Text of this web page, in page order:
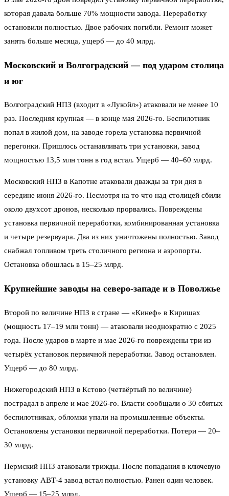
которая давала больше 70% мощности завода. Переработку
остановили полностью. Двое рабочих погибли. Ремонт может
занять больше месяца, ущерб — до 40 млрд.
Московский и Волгоградский — под ударом столица
и юг
Волгоградский НПЗ (входит в «Лукойл») атаковали не менее 10
раз. Последняя крупная — в конце мая 2026-го. Беспилотник
попал в жилой дом, на заводе горела установка первичной
перегонки. Пришлось останавливать три установки, завод
мощностью 13,5 млн тонн в год встал. Ущерб — 40–60 млрд.
Московский НПЗ в Капотне атаковали дважды за три дня в
середине июня 2026-го. Несмотря на то что над столицей сбили
около двухсот дронов, несколько прорвались. Повреждены
установка первичной переработки, комбинированная установка
и четыре резервуара. Два из них уничтожены полностью. Завод
снабжал топливом треть столичного региона и аэропорты.
Остановка обошлась в 15–25 млрд.
Крупнейшие заводы на северо-западе и в Поволжье
Второй по величине НПЗ в стране — «Кинеф» в Киришах
(мощность 17–19 млн тонн) — атаковали неоднократно с 2025
года. После ударов в марте и мае 2026-го повреждены три из
четырёх установок первичной переработки. Завод остановлен.
Ущерб — до 80 млрд.
Нижегородский НПЗ в Кстово (четвёртый по величине)
пострадал в апреле и мае 2026-го. Власти сообщали о 30 сбитых
беспилотниках, обломки упали на промышленные объекты.
Остановлены установки первичной переработки. Потери — 20–
30 млрд.
Пермский НПЗ атаковали трижды. После попадания в ключевую
установку АВТ-4 завод встал полностью. Ранен один человек.
Ущерб — 15–25 млрд.